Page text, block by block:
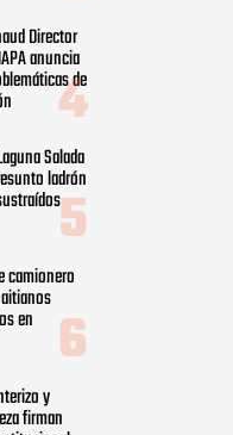
Director
anuncia
de
Salada
ladrón
camionero
en
y
firman